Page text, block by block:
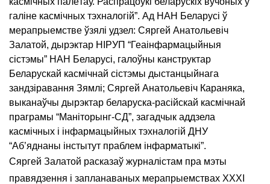
галіне касмічных тэхналогій”. Ад НАН Беларусі ў
мерапрыемстве ўзялі удзел: Сяргей Анатольевіч
Залатой, дырэктар НІРУП “Геаінфармацыйныя
сістэмы” НАН Беларусі, галоўны канструктар
Беларускай касмічнай сістэмы дыстанцыйнага
зандзіравання Зямлі; Сяргей Анатольевіч Караняка,
выканаўчы дырэктар беларуска-расійскай касмічнай
праграмы “Маніторынг-СД”, загадчык аддзела
касмічных і інфармацыйных тэхналогій ДНУ
“Аб’яднаны інстытут праблем інфарматыкі”.
Сяргей Залатой расказаў журналістам пра мэты
правядзення і запланаваных мерапрыемствах XXXI